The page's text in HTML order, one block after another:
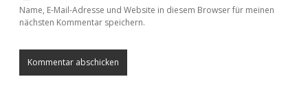
Name, E-Mail-Adresse und Website in diesem Browser für meinen
nächsten Kommentar speichern.